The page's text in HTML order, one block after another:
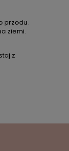
przodu.
ziemi.
z